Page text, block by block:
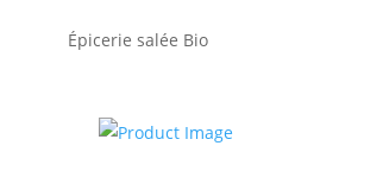
Épicerie salée Bio